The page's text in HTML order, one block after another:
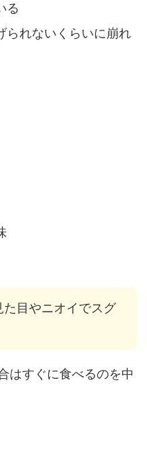
る
られないくらいに崩れ
目やニオイでスグ
はすぐに食べるのを中